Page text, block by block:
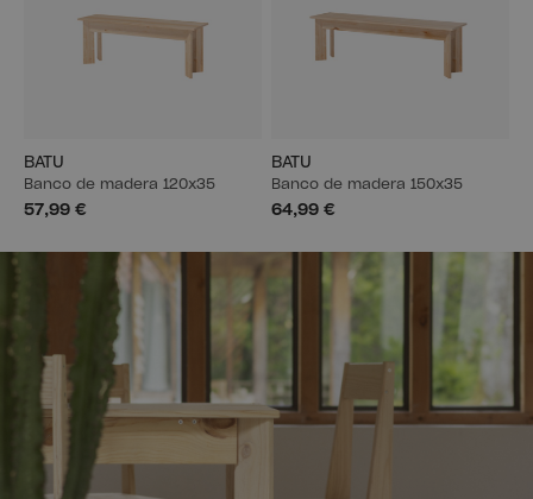
BATU
Banco de madera 120x35
57,99 €
BATU
Banco de madera 150x35
64,99 €